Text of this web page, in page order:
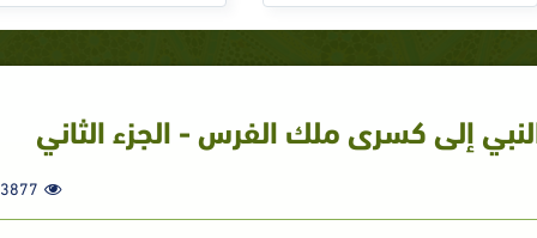
إلى كسرى ملك الفرس - الجزء الثاني
3877